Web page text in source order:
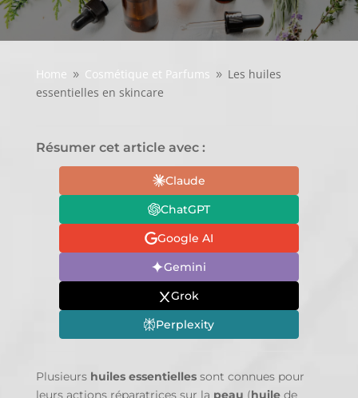
Home 9 Cosmétique et Parfums 9 Les huiles
essentielles en skincare
Résumer cet article avec :
Claude
ChatGPT
Google AI
Gemini
Grok
Perplexity
Plusieurs huiles essentiellessont connues pour
leurs actions réparatrices sur la peau (huilede